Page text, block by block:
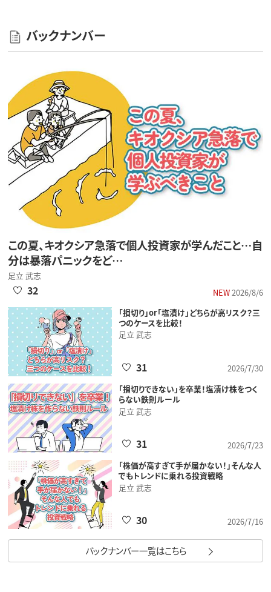
バックナンバー
この夏、キオクシア急落で個人投資家が学んだこと…自
分は暴落パニックをど…
足立 武志
NEW2026/8/6
32
「損切り」or「塩漬け」どちらが高リスク？三
つのケースを比較！
足立 武志
2026/7/30
31
「損切りできない」を卒業！塩漬け株をつく
らない鉄則ルール
足立 武志
2026/7/23
31
「株価が高すぎて手が届かない！」そんな人
でもトレンドに乗れる投資戦略
足立 武志
2026/7/16
30
バックナンバー一覧はこちら